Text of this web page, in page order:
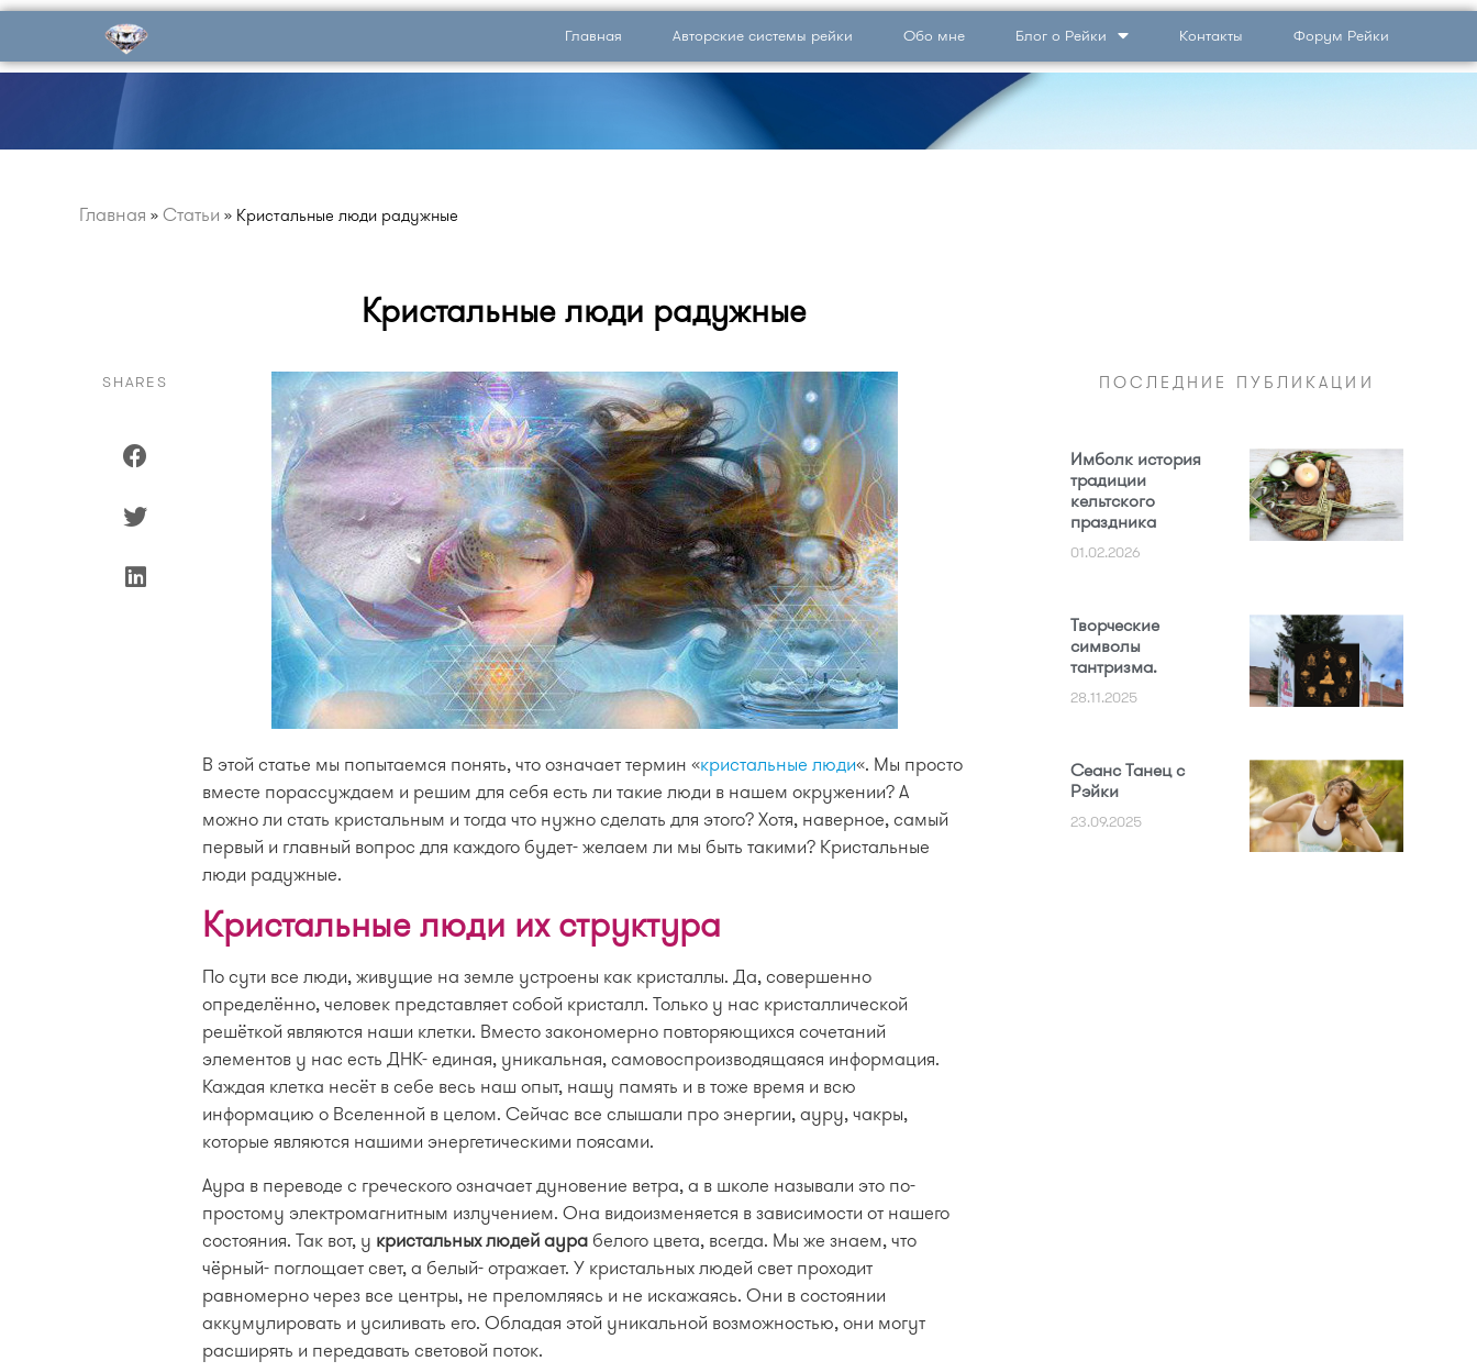
Главная Авторские системы рейки Обо мне Блог о Рейки Контакты Форум Рейки
Главная » Статьи » Кристальные люди радужные
SHARES
Кристальные люди радужные
В этой статье мы попытаемся понять, что означает термин «кристальные люди«. Мы просто
вместе порассуждаем и решим для себя есть ли такие люди в нашем окружении? А
можно ли стать кристальным и тогда что нужно сделать для этого? Хотя, наверное, самый
первый и главный вопрос для каждого будет- желаем ли мы быть такими? Кристальные
люди радужные.
Кристальные люди их структура
По сути все люди, живущие на земле устроены как кристаллы. Да, совершенно
определённо, человек представляет собой кристалл. Только у нас кристаллической
решёткой являются наши клетки. Вместо закономерно повторяющихся сочетаний
элементов у нас есть ДНК- единая, уникальная, самовоспроизводящаяся информация.
Каждая клетка несёт в себе весь наш опыт, нашу память и в тоже время и всю
информацию о Вселенной в целом. Сейчас все слышали про энергии, ауру, чакры,
которые являются нашими энергетическими поясами.
Аура в переводе с греческого означает дуновение ветра, а в школе называли это по-
простому электромагнитным излучением. Она видоизменяется в зависимости от нашего
состояния. Так вот, у кристальных людей аура белого цвета, всегда. Мы же знаем, что
чёрный- поглощает свет, а белый- отражает. У кристальных людей свет проходит
равномерно через все центры, не преломляясь и не искажаясь. Они в состоянии
аккумулировать и усиливать его. Обладая этой уникальной возможностью, они могут
расширять и передавать световой поток.
ПОСЛЕДНИЕ ПУБЛИКАЦИИ
Имболк история
традиции
кельтского
праздника
01.02.2026
Творческие
символы
тантризма.
28.11.2025
Сеанс Танец с
Рэйки
23.09.2025